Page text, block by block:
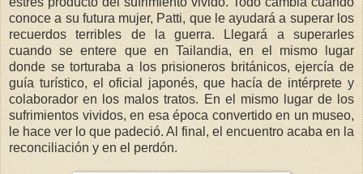
conoce a su futura mujer, Patti, que le ayudará a superar los
recuerdos terribles de la guerra. Llegará a superarles
cuando se entere que en Tailandia, en el mismo lugar
donde se torturaba a los prisioneros británicos, ejercía de
guía turístico, el oficial japonés, que hacía de intérprete y
colaborador en los malos tratos. En el mismo lugar de los
sufrimientos vividos, en esa época convertido en un museo,
le hace ver lo que padeció. Al final, el encuentro acaba en la
reconciliación y en el perdón.